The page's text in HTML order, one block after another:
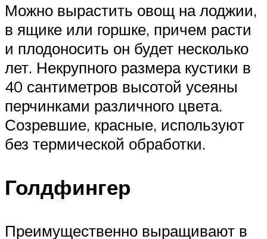
Можно вырастить овощ на лоджии,
в ящике или горшке, причем расти
и плодоносить он будет несколько
лет. Некрупного размера кустики в
40 сантиметров высотой усеяны
перчинками различного цвета.
Созревшие, красные, используют
без термической обработки.
Голдфингер
Преимущественно выращивают в